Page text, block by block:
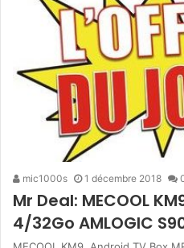
mic1000s 1 décembre 2018
Mr Deal: MECOOL
4/32Go AMLOGIC